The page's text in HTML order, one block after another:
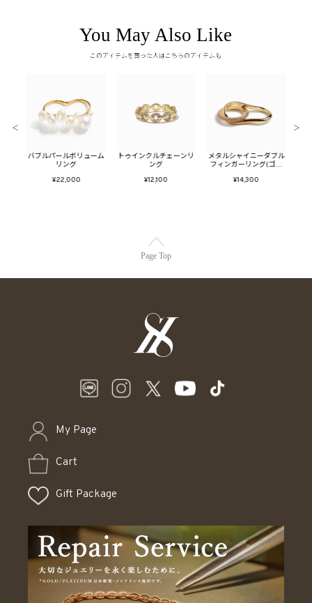
You May Also Like
このアイテムを買った人はこちらのアイテムも
バブルパールボリューム
リング
¥22,000
トゥインクルチェーンリ
ング
¥12,100
メタルシャイニーダブル
フィンガーリング(ゴー
¥14,300
＜ ＞
Page Top
My Page
Cart
Gift Package